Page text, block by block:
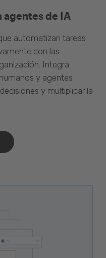
agentes de IA
automatizan tareas
con las
Integra
y agentes
y multiplicar la